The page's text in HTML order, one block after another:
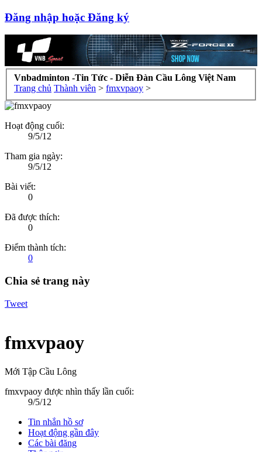
Đăng nhập hoặc Đăng ký
Vnbadminton -Tin Tức - Diễn Đàn Cầu Lông Việt Nam
Trang chủ Thành viên > fmxvpaoy >
Hoạt động cuối:
9/5/12
Tham gia ngày:
9/5/12
Bài viết:
0
Đã được thích:
0
Điểm thành tích:
0
Chia sẻ trang này
Tweet
fmxvpaoy
Mới Tập Cầu Lông
fmxvpaoy được nhìn thấy lần cuối:
9/5/12
Tin nhắn hồ sơ
Hoạt động gần đây
Các bài đăng